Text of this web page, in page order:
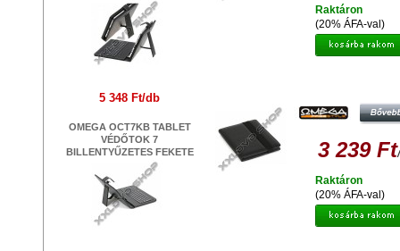
5 348 Ft/db
OMEGA OCT7KB TABLET
VÉDŐTOK 7
BILLENTYŰZETES FEKETE
(20% ÁFA-val)
Raktáron
3 239 Ft
(20% ÁFA-val)
Raktáron